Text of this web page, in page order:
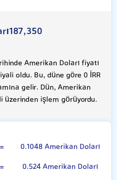
187,350
Amerikan Doları fiyatı
oldu. Bu, düne göre 0 İRR
gelir. Dün, Amerikan
üzerinden işlem görüyordu.
=
0.1048 Amerikan Doları
= 0.524 Amerikan Doları